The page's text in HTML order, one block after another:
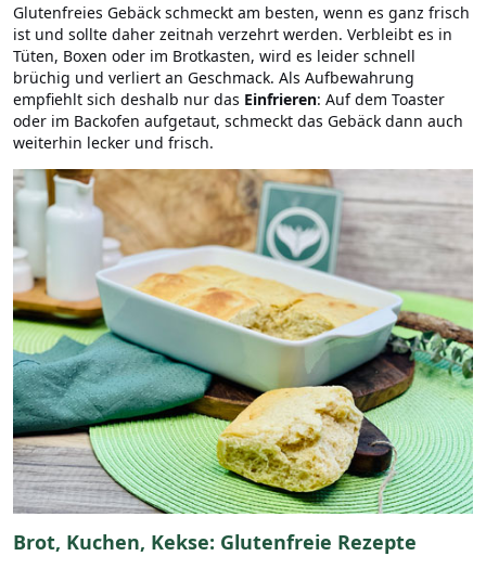
Glutenfreies Gebäck schmeckt am besten, wenn es ganz frisch
ist und sollte daher zeitnah verzehrt werden. Verbleibt es in
Tüten, Boxen oder im Brotkasten, wird es leider schnell
brüchig und verliert an Geschmack. Als Aufbewahrung
empfiehlt sich deshalb nur das Einfrieren: Auf dem Toaster
oder im Backofen aufgetaut, schmeckt das Gebäck dann auch
weiterhin lecker und frisch.
Brot, Kuchen, Kekse: Glutenfreie Rezepte